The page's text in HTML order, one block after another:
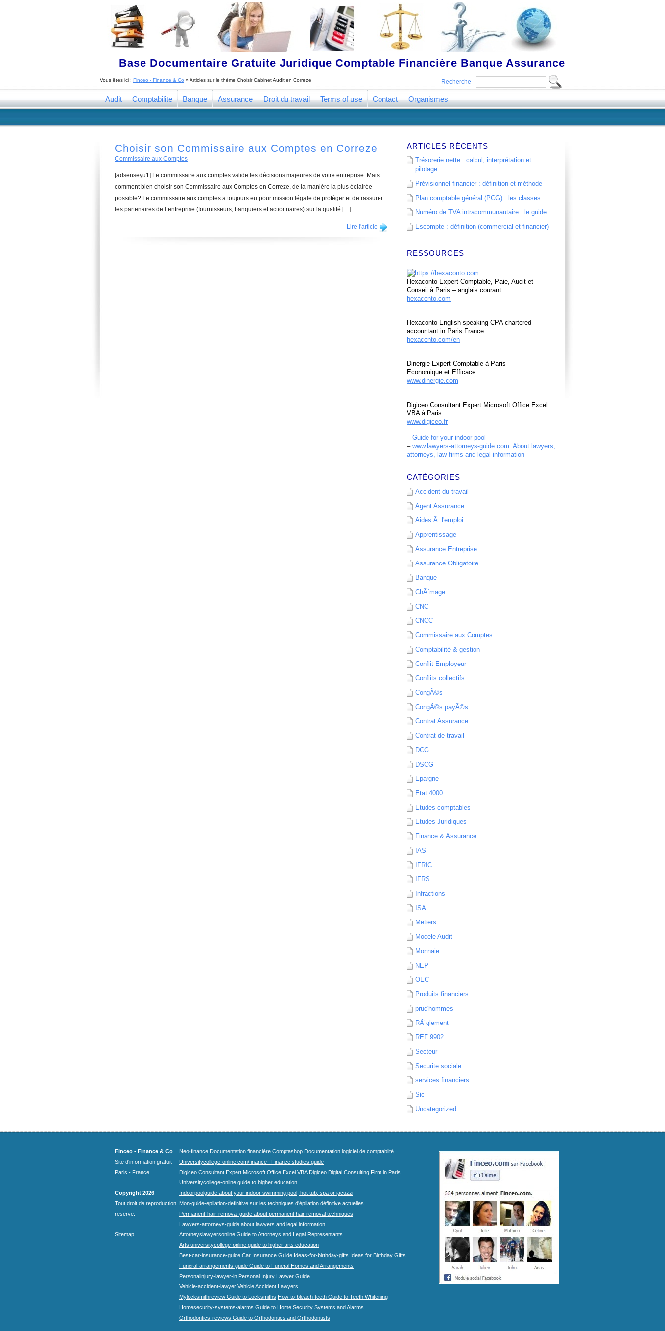
Base Documentaire Gratuite Juridique Comptable Financière Banque Assurance
Recherche
Vous êtes ici : Finceo - Finance & Co » Articles sur le thème Choisir Cabinet Audit en Correze
Audit Comptabilite Banque Assurance Droit du travail Terms of use Contact Organismes
Choisir son Commissaire aux Comptes en Correze
Commissaire aux Comptes
[adsenseyu1] Le commissaire aux comptes valide les décisions majeures de votre entreprise. Mais
comment bien choisir son Commissaire aux Comptes en Correze, de la manière la plus éclairée
possible? Le commissaire aux comptes a toujours eu pour mission légale de protéger et de rassurer
les partenaires de l’entreprise (fournisseurs, banquiers et actionnaires) sur la qualité […]
Lire l'article
ARTICLES RÉCENTS
Trésorerie nette : calcul, interprétation et
pilotage
Prévisionnel financier : définition et méthode
Plan comptable général (PCG) : les classes
Numéro de TVA intracommunautaire : le guide
Escompte : définition (commercial et financier)
RESSOURCES
Hexaconto Expert-Comptable, Paie, Audit et
Conseil à Paris – anglais courant
hexaconto.com
Hexaconto English speaking CPA chartered
accountant in Paris France
hexaconto.com/en
Dinergie Expert Comptable à Paris
Economique et Efficace
www.dinergie.com
Digiceo Consultant Expert Microsoft Office Excel
VBA à Paris
www.digiceo.fr
– Guide for your indoor pool
– www.lawyers-attorneys-guide.com: About lawyers,
attorneys, law firms and legal information
CATÉGORIES
Accident du travail
Agent Assurance
Aides Ã l'emploi
Apprentissage
Assurance Entreprise
Assurance Obligatoire
Banque
ChÃ´mage
CNC
CNCC
Commissaire aux Comptes
Comptabilité & gestion
Conflit Employeur
Conflits collectifs
CongÃ©s
CongÃ©s payÃ©s
Contrat Assurance
Contrat de travail
DCG
DSCG
Epargne
Etat 4000
Etudes comptables
Etudes Juridiques
Finance & Assurance
IAS
IFRIC
IFRS
Infractions
ISA
Metiers
Modele Audit
Monnaie
NEP
OEC
Produits financiers
prud'hommes
RÃ¨glement
REF 9902
Secteur
Securite sociale
services financiers
Sic
Uncategorized
Finceo - Finance & Co
Site d'information gratuit
Paris - France
Copyright 2026
Tout droit de reproduction
reserve.
Sitemap
Neo-finance Documentation financière Comptashop Documentation logiciel de comptablité
Universitycollege-online.com/finance : Finance studies guide
Digiceo Consultant Expert Microsoft Office Excel VBA Digiceo Digital Consulting Firm in Paris
Universitycollege-online guide to higher education
Indoorpoolguide about your indoor swimming pool, hot tub, spa or jacuzzi
Mon-guide-epilation-definitive sur les techniques d'épilation définitive actuelles
Permanent-hair-removal-guide about permanent hair removal techniques
Lawyers-attorneys-guide about lawyers and legal information
Attorneyslawyersonline Guide to Attorneys and Legal Representants
Arts.universitycollege-online guide to higher arts education
Best-car-insurance-guide Car Insurance Guide Ideas-for-birthday-gifts Ideas for Birthday Gifts
Funeral-arrangements-guide Guide to Funeral Homes and Arrangements
Personalinjury-lawyer-in Personal Injury Lawyer Guide
Vehicle-accident-lawyer Vehicle Accident Lawyers
Mylocksmithreview Guide to Locksmiths How-to-bleach-teeth Guide to Teeth Whitening
Homesecurity-systems-alarms Guide to Home Security Systems and Alarms
Orthodontics-reviews Guide to Orthodontics and Orthodontists